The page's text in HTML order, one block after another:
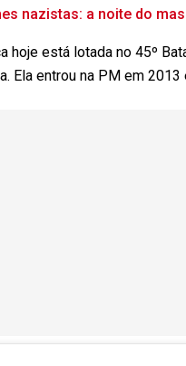
nazistas: a noite do
hoje está lotada no 45º
Ela entrou na PM em